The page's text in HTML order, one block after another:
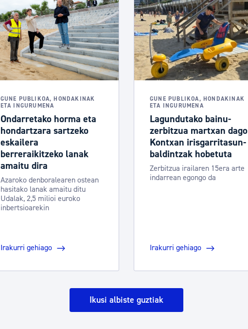
GUNE PUBLIKOA, HONDAKINAK
ETA INGURUMENA
Ondarretako horma eta
hondartzara sartzeko
eskailera
berreraikitzeko lanak
amaitu dira
Azaroko denboralearen ostean
hasitako lanak amaitu ditu
Udalak, 2,5 milioi euroko
inbertsioarekin
Irakurri gehiago
GUNE PUBLIKOA, HONDAKINAK
ETA INGURUMENA
Lagundutako bainu-
zerbitzua martxan dago
Kontxan irisgarritasun-
baldintzak hobetuta
Zerbitzua irailaren 15era arte
indarrean egongo da
Irakurri gehiago
Ikusi albiste guztiak